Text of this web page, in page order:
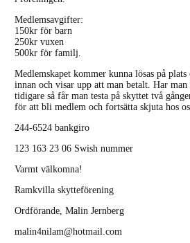
Medlemsavgifter:
150kr för barn
250kr vuxen
500kr för familj.
Medlemskapet kommer kunna lösas på
innan och visar upp att man betalt. Har
tidigare så får man testa på skyttet två
för att bli medlem och fortsätta skjuta hos
244-6524 bankgiro
123 163 23 06 Swish nummer
Varmt välkomna!
Ramkvilla skytteförening
Ordförande, Malin Jernberg
malin4nilam@hotmail.com